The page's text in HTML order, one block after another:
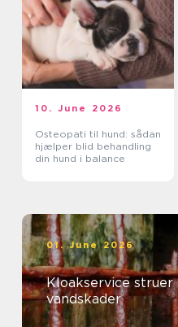
10. June 2026
Osteopati til hund: sådan
hjælper blid behandling
din hund i balance
01. June 2026
Kloakservice struer sådan undgår du dyre
vandskader